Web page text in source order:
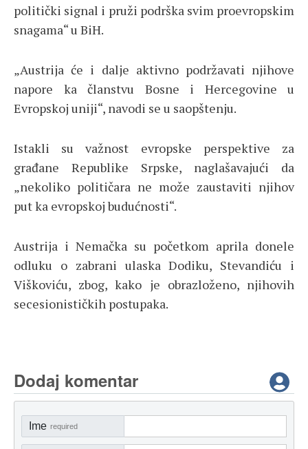
politički signal i pruži podrška svim proevropskim
snagama“ u BiH.
„Austrija će i dalje aktivno podržavati njihove
napore ka članstvu Bosne i Hercegovine u
Evropskoj uniji“, navodi se u saopštenju.
Istakli su važnost evropske perspektive za
građane Republike Srpske, naglašavajući da
„nekoliko političara ne može zaustaviti njihov
put ka evropskoj budućnosti“.
Austrija i Nemačka su početkom aprila donele
odluku o zabrani ulaska Dodiku, Stevandiću i
Viškoviću, zbog, kako je obrazloženo, njihovih
secesionističkih postupaka.
Dodaj komentar
Ime required